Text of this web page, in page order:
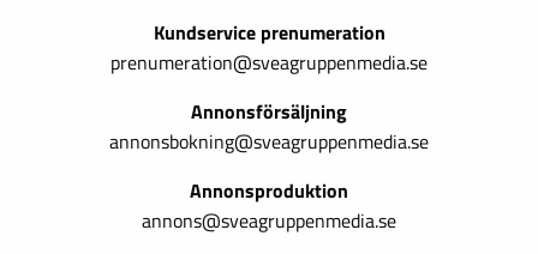
Kundservice prenumeration
prenumeration@sveagruppenmedia.se
Annonsförsäljning
annonsbokning@sveagruppenmedia.se
Annonsproduktion
annons@sveagruppenmedia.se